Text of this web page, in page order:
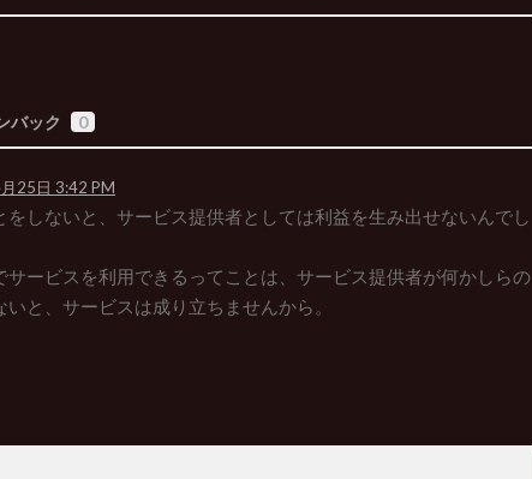
バック 0
25日 3:42 PM
をしないと、サービス提供者としては利益を生み出せないんでし
サービスを利用できるってことは、サービス提供者が何かしらの
と、サービスは成り立ちませんから。